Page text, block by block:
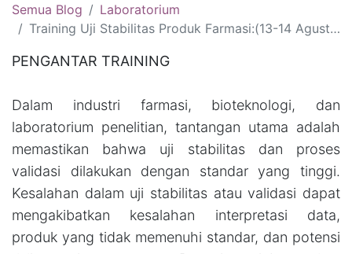
Semua Blog
Laboratorium
Training Uji Stabilitas Produk Farmasi:(13-14 Agustus 2026, Bali )(20-21 Agustus 2026, Yogyakarta)( 27-28 Agustus 2026 Bandung)(3-4 September 2026, Lombok)
PENGANTAR TRAINING
Dalam industri farmasi, bioteknologi, dan
laboratorium penelitian, tantangan utama adalah
memastikan bahwa uji stabilitas dan proses
validasi dilakukan dengan standar yang tinggi.
Kesalahan dalam uji stabilitas atau validasi dapat
mengakibatkan kesalahan interpretasi data,
produk yang tidak memenuhi standar, dan potensi